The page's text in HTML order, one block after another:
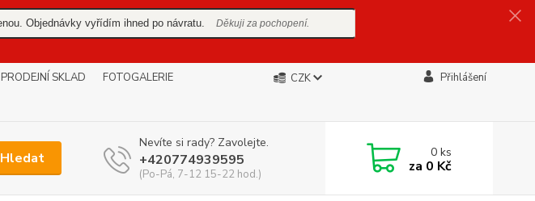
Objednávky vyřídím ihned po návratu. Děkuji za pochopení.
SKLAD
FOTOGALERIE
CZK Přihlášení
Hledat
Nevíte si rady? Zavolejte.
+420774939595
(Po-Pá, 7-12 15-22 hod.)
0ks
za 0 Kč